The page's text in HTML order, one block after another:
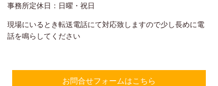
事務所定休日：日曜・祝日
現場にいるとき転送電話にて対応致しますので少し長めに電
話を鳴らしてください
お問合せフォームはこちら